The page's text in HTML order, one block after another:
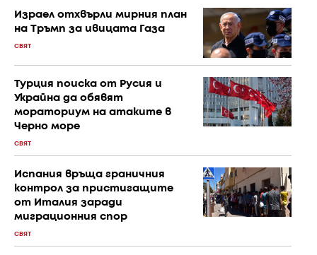
Израел отхвърли мирния план
на Тръмп за ивицата Газа
СВЯТ
Турция поиска от Русия и
Украйна да обявят
мораториум на атаките в
Черно море
СВЯТ
Испания връща граничния
контрол за пристигащите
от Италия заради
миграционния спор
СВЯТ